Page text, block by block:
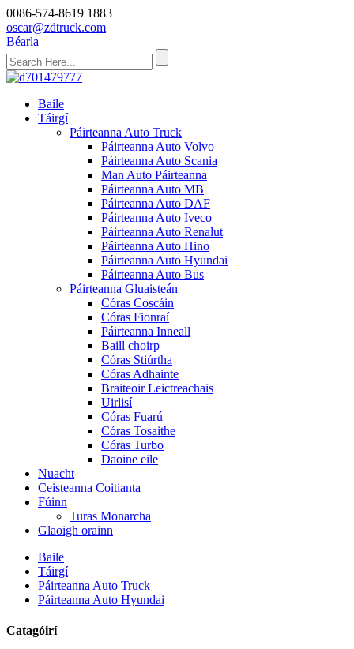
0086-574-8619 1883
oscar@zdtruck.com
Béarla
Baile
Táirgí
Páirteanna Auto Truck
Páirteanna Auto Volvo
Páirteanna Auto Scania
Man Auto Páirteanna
Páirteanna Auto MB
Páirteanna Auto DAF
Páirteanna Auto Iveco
Páirteanna Auto Renalut
Páirteanna Auto Hino
Páirteanna Auto Hyundai
Páirteanna Auto Bus
Páirteanna Gluaisteán
Córas Coscáin
Córas Fionraí
Páirteanna Inneall
Baill choirp
Córas Stiúrtha
Córas Adhainte
Braiteoir Leictreachais
Uirlisí
Córas Fuarú
Córas Tosaithe
Córas Turbo
Daoine eile
Nuacht
Ceisteanna Coitianta
Fúinn
Turas Monarcha
Glaoigh orainn
Baile
Táirgí
Páirteanna Auto Truck
Páirteanna Auto Hyundai
Catagóirí